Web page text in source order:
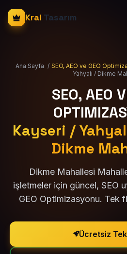
Kral Tasarım
Ana Sayfa / SEO, AEO ve GEO
Yahyalı / Dikme
SEO, AEO
Kayseri /
Dikme
Dikme Mahallesi
işletmeler için güncel, SEO
GEO Optimizasyonu. Tek
Ücretsiz